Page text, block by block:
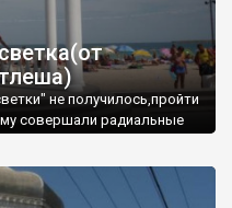
не получилось,пройти
совершали радиальные